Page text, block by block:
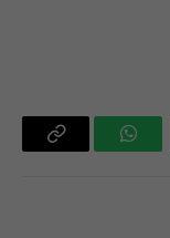
واتساب Copy